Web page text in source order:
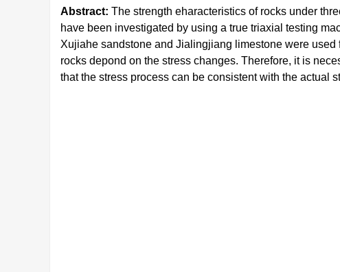
Abstract: The strength eharacteristics of rocks under
have been investigated by using a true triaxial testing
Xujiahe sandstone and Jialingjiang limestone were
rocks depond on the stress changes. Therefore, it is
that the stress process can be consistent with the actual